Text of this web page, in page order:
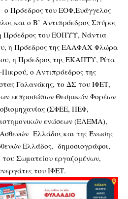
Πρόεδρος του ΕΟΦ,Ευάγγελος
και ο Β’ Αντιπρόεδρος Σπύρος
Πρόεδρος του ΕΟΠΥΥ, Νάντια
η Πρόεδρος της ΕΑΑΦΑΧ Φλώρα
η Πρόεδρος της ΕΚΑΠΤΥ, Ρίτα
ο Αντιπρόεδρος της
Γαλανάκης, το ΔΣ του ΙΦΕΤ,
εκπροσώπων Θεσμικών Φορέων
(ΣΦΕΕ, ΠΕΦ,
ενώσεων (ΕΛΕΜΑ),
Ελλάδος και της Ένωσης
Ελλάδος, δημοσιογράφοι,
του Σωματείου εργαζομένων,
του ΙΦΕΤ.